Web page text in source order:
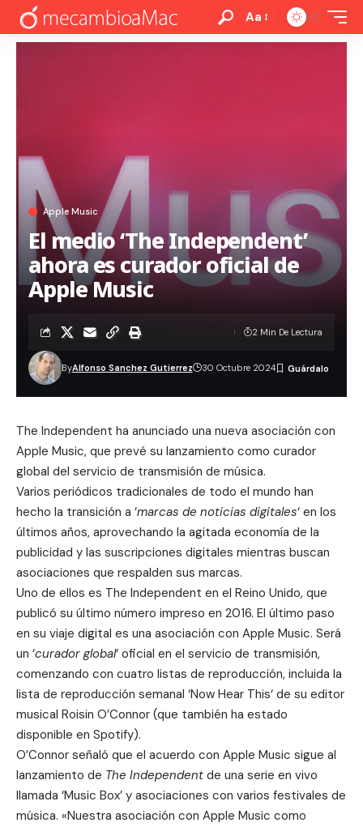
Aa
Apple Music
El medio ‘The Independent’
ahora es curador oficial de
Apple Music
ByAlfonso Sanchez Gutierrez 30 Octubre 2024
2 Min De Lectura
The Independent ha anunciado una nueva asociación con
Apple Music, que prevé su lanzamiento como curador
global del servicio de transmisión de música.
Varios periódicos tradicionales de todo el mundo han
hecho la transición a ‘marcas de noticias digitales‘ en los
últimos años, aprovechando la agitada economía de la
publicidad y las suscripciones digitales mientras buscan
asociaciones que respalden sus marcas.
Uno de ellos es The Independent en el Reino Unido, que
publicó su último número impreso en 2016. El último paso
en su viaje digital es una asociación con Apple Music. Será
un ‘curador global‘ oficial en el servicio de transmisión,
comenzando con cuatro listas de reproducción, incluida la
lista de reproducción semanal ‘Now Hear This‘ de su editor
musical Roisin O’Connor (que también ha estado
disponible en Spotify).
O’Connor señaló que el acuerdo con Apple Music sigue al
lanzamiento de The Independent de una serie en vivo
llamada ‘Music Box’ y asociaciones con varios festivales de
música. «Nuestra asociación con Apple Music como